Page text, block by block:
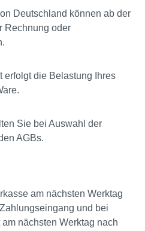
Deutschland können ab der
Rechnung oder
erfolgt die Belastung Ihres
Sie bei Auswahl der
AGBs.
am nächsten Werktag
und bei
nächsten Werktag nach